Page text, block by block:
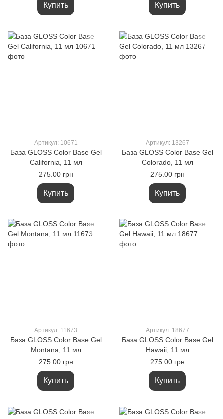
Купить Купить
Артикул: 10671
База GLOSS Color Base Gel
California, 11 мл
275.00 грн
Купить
Артикул: 13267
База GLOSS Color Base Gel
Colorado, 11 мл
275.00 грн
Купить
Артикул: 11673
База GLOSS Color Base Gel
Montana, 11 мл
275.00 грн
Купить
Артикул: 18677
База GLOSS Color Base Gel
Hawaii, 11 мл
275.00 грн
Купить